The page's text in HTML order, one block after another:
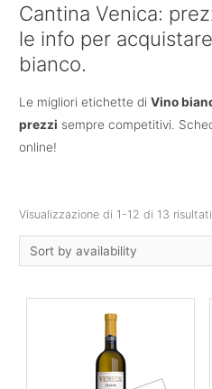
Cantina Venica:
le info per
bianco.
Le migliori etichette diVino
prezzi sempre competitivi.
online!
Visualizzazione di 1-12 di 13 risultati